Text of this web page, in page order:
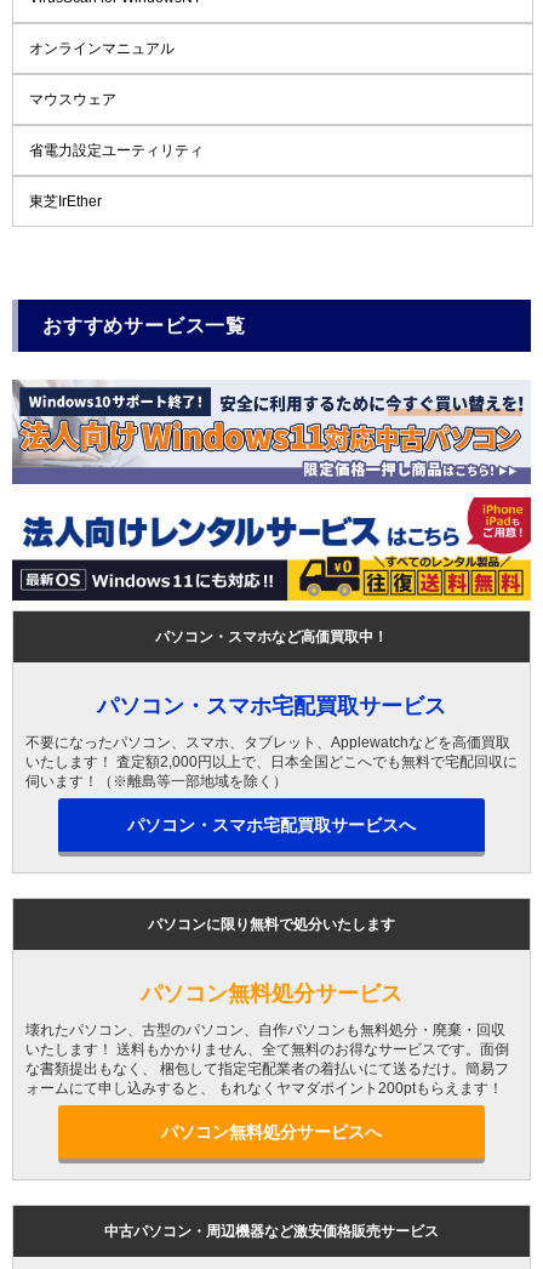
オンラインマニュアル
マウスウェア
省電力設定ユーティリティ
東芝IrEther
おすすめサービス一覧
パソコン・スマホなど高価買取中！
パソコン・スマホ宅配買取サービス
不要になったパソコン、スマホ、タブレット、Applewatchなどを高価買取
いたします！ 査定額2,000円以上で、日本全国どこへでも無料で宅配回収に
伺います！（※離島等一部地域を除く）
パソコン・スマホ宅配買取サービスへ
パソコンに限り無料で処分いたします
パソコン無料処分サービス
壊れたパソコン、古型のパソコン、自作パソコンも無料処分・廃棄・回収
いたします！ 送料もかかりません、全て無料のお得なサービスです。面倒
な書類提出もなく、 梱包して指定宅配業者の着払いにて送るだけ。簡易フ
ォームにて申し込みすると、 もれなくヤマダポイント200ptもらえます！
パソコン無料処分サービスへ
中古パソコン・周辺機器など激安価格販売サービス